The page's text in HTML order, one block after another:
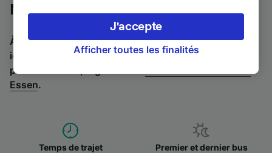
Munich Hbf à Essen en bus
À la recherche de l’itinéraire retour en bus ? C'est par
ici :
Bus de Essen à Munich Hbf.Si vous préférez
prendre le train, regardez les
Essen.
Temps de trajet
Premier et dernier bus
préférences, notamment en exerçant votre
droit d’opposition à l’intérêt légitime, en
cliquant ci-dessous ou à tout moment sur la
préférences seront signalées à nos partenaires
et n’affecteront pas les données de navigation.
de traçage si vous nous avez demandé de ne
pas vous tracer.
Afficher toutes les finalités
J'accepte